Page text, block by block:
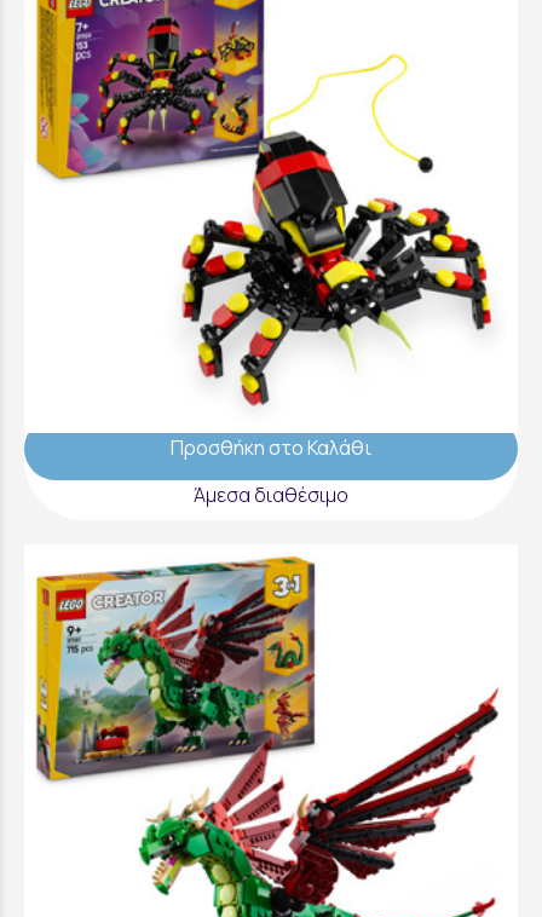
LEGO Creator Wild Animals: Surprising
Spider - 31159
13,99 €
Προσθήκη στο Καλάθι
Άμεσα διαθέσιμο